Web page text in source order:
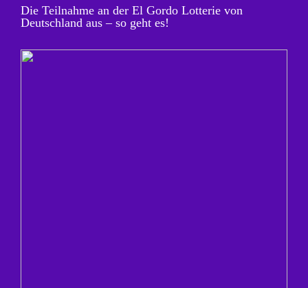
Die Teilnahme an der El Gordo Lotterie von
Deutschland aus – so geht es!